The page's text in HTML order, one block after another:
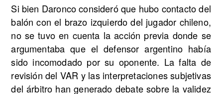
Si bien Daronco consideró que hubo contacto del
balón con el brazo izquierdo del jugador chileno,
no se tuvo en cuenta la acción previa donde se
argumentaba que el defensor argentino había
sido incomodado por su oponente. La falta de
revisión del VAR y las interpretaciones subjetivas
del árbitro han generado debate sobre la validez